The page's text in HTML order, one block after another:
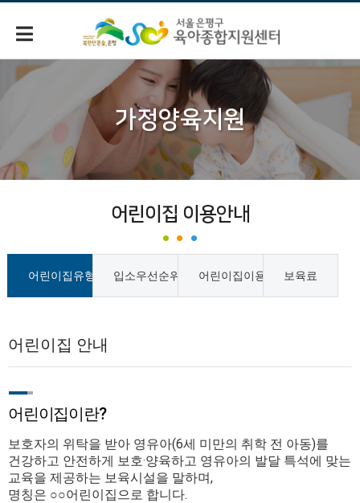
가정양육지원
어린이집 이용안내
어린이집유형 입소우선순위 어린이집이용시간보육료
어린이집 안내
어린이집이란?
보호자의 위탁을 받아 영유아(6세 미만의 취학 전 아동)를
건강하고 안전하게 보호·양육하고 영유아의 발달 특석에 맞는
교육을 제공하는 보육시설을 말하며,
명칭은 ○○어린이집으로 합니다.